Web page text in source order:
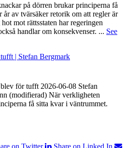
på dörren brukar principerna få
av tvärsäker retorik om att regler är
mot rättsstaten har regeringen
handlar om konsekvenser. ... See
| Stefan Bergmark
för tufft 2026-06-08 Stefan
(modifierad) När verkligheten
få sitta kvar i väntrummet.
on Twitter
Share on Linked In